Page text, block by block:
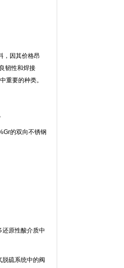
，因其价格昂
韧性和焊接
重要的种类。
的双向不锈钢
还原性酸介质中
脱硫系统中的阀